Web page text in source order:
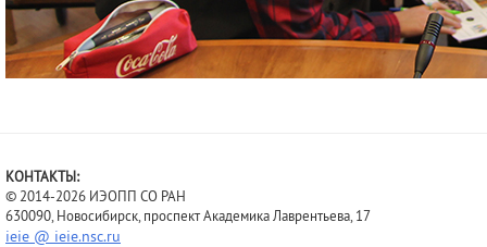
КОНТАКТЫ:
© 2014-2026 ИЭОПП СО РАН
630090, Новосибирск, проспект Академика Лаврентьева, 17
ieie @ ieie.nsc.ru